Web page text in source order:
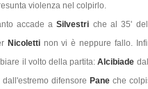
violenza nel colpirlo.
accade aSilvestri che al 35'
Nicoletti non vi è neppure fallo.
il volto della partita:Alcibiade
difensore Paneche